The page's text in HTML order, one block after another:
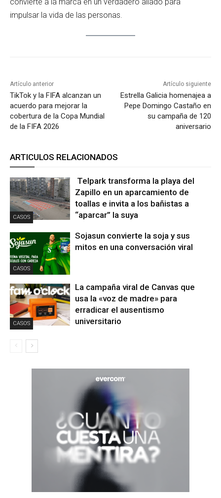
convierte a la marca en un verdadero aliado para
impulsar la vida de las personas.
Artículo anterior
TikTok y la FIFA alcanzan un
acuerdo para mejorar la
cobertura de la Copa Mundial
de la FIFA 2026
Artículo siguiente
Estrella Galicia homenajea a
Pepe Domingo Castaño en
su campaña de 120
aniversario
ARTICULOS RELACIONADOS
CASOS
Telpark transforma la playa del
Zapillo en un aparcamiento de
toallas e invita a los bañistas a
“aparcar” la suya
CASOS
Sojasun convierte la soja y sus
mitos en una conversación viral
CASOS
La campaña viral de Canvas que
usa la «voz de madre» para
erradicar el ausentismo
universitario